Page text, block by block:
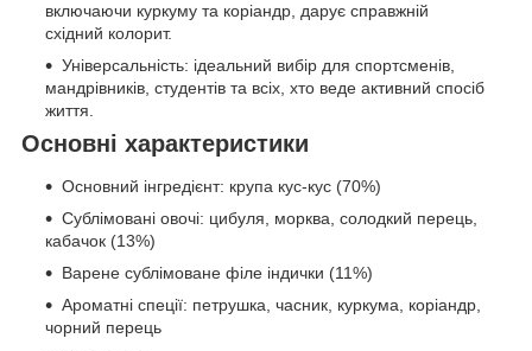
включаючи куркуму та коріандр, дарує справжній
східний колорит.
Універсальність: ідеальний вибір для спортсменів,
мандрівників, студентів та всіх, хто веде активний спосіб
життя.
Основні характеристики
Основний інгредієнт: крупа кус-кус (70%)
Сублімовані овочі: цибуля, морква, солодкий перець,
кабачок (13%)
Варене сублімоване філе індички (11%)
Ароматні спеції: петрушка, часник, куркума, коріандр,
чорний перець